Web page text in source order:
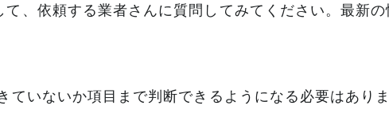
、依頼する業者さんに質問してみてください。最新
ていないか項目まで判断できるようになる必要はあり